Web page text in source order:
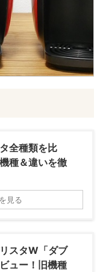
全種類を比
種＆違いを徹
見る
スタW「ダブ
ュー！旧機種